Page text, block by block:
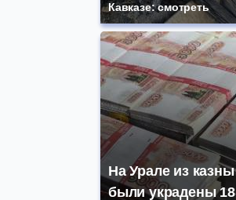
Кавказе: смотреть
На Урале из казны
были украдены 18